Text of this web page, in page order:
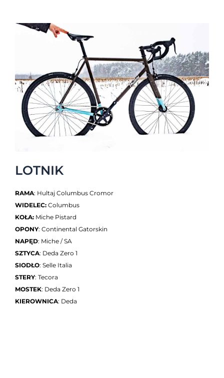
LOTNIK
RAMA: Hultaj Columbus Cromor
WIDELEC: Columbus
KOŁA: Miche Pistard
OPONY: Continental Gatorskin
NAPĘD: Miche / SA
SZTYCA: Deda Zero 1
SIODŁO: Selle Italia
STERY: Tecora
MOSTEK: Deda Zero 1
KIEROWNICA: Deda